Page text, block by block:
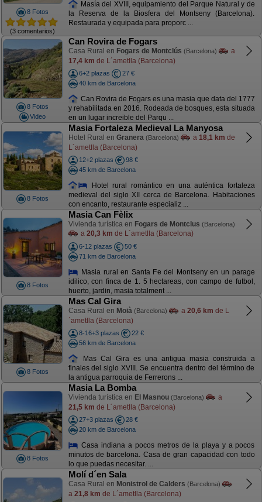
8 Fotos
(3 comentarios)
Masía del XVIII, equipamiento del Parque Natural y de
la Reserva de la Biosfera del Montseny (Barcelona).
Restaurada y equipada para proporc ...
8 Fotos
Video
Can Rovira de Fogars
Casa Rural en Fogars de Montclús (Barcelona)
a
17,4 km de L´ametlla (Barcelona)
6+2 plazas
27 €
40 km de Barcelona
Can Rovira de Fogars es una masia que data del 1777
y rehabilitada en 2016. Rodeada de bosques, esta situada
en un lugar increible del Parqu ...
8 Fotos
Masia Fortaleza Medieval La Manyosa
Hotel Rural en Granera (Barcelona) a 18,1 km de
L´ametlla (Barcelona)
12+2 plazas
98 €
45 km de Barcelona
Hotel rural romántico en una auténtica fortaleza
medieval del siglo XII cerca de Barcelona. Habitaciones
con encanto, restaurante especializ ...
8 Fotos
Masia Can Fèlix
Vivienda turística en Fogars de Montclus (Barcelona)
a 20,3 km de L´ametlla (Barcelona)
6-12 plazas
50 €
71 km de Barcelona
Masia rural en Santa Fe del Montseny en un parage
idilico, con finca de 1. 5 hectareas, con campo de futbol,
huerto, jardin, masia totalment ...
8 Fotos
Mas Cal Gira
Casa Rural en Moià (Barcelona) a 20,6 km de L
´ametlla (Barcelona)
8-16+3 plazas
22 €
56 km de Barcelona
Mas Cal Gira es una antigua masia construida a
finales del siglo XVIII. Se encuentra dentro del término de
la antigua parroquia de Ferrerons ...
8 Fotos
Masia La Bomba
Vivienda turística en El Masnou (Barcelona)
a
21,5 km de L´ametlla (Barcelona)
27+3 plazas
28 €
20 km de Barcelona
Casa indiana a pocos metros de la playa y a pocos
minutos de barcelona. Casa de gran capacidad con todo
lo que puedas necesitar. ...
Molí d´en Sala
Casa Rural en Monistrol de Calders (Barcelona)
a 21,8 km de L´ametlla (Barcelona)